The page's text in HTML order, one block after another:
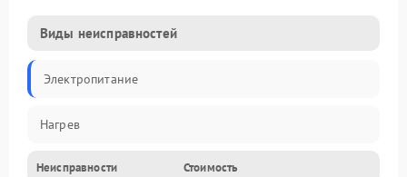
Виды неисправностей
Электропитание
Нагрев
Неисправности Стоимость